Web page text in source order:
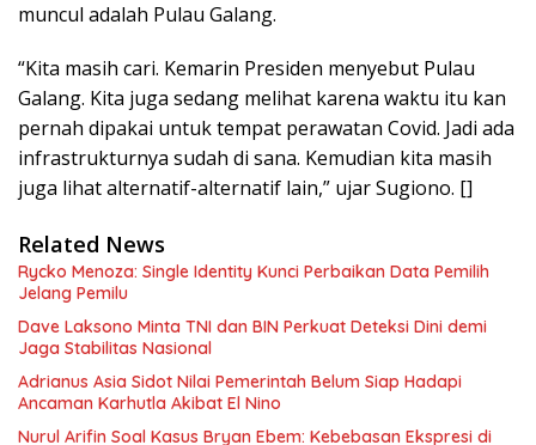
muncul adalah Pulau Galang.
“Kita masih cari. Kemarin Presiden menyebut Pulau
Galang. Kita juga sedang melihat karena waktu itu kan
pernah dipakai untuk tempat perawatan Covid. Jadi ada
infrastrukturnya sudah di sana. Kemudian kita masih
juga lihat alternatif-alternatif lain,” ujar Sugiono. []
Related News
Rycko Menoza: Single Identity Kunci Perbaikan Data Pemilih
Jelang Pemilu
Dave Laksono Minta TNI dan BIN Perkuat Deteksi Dini demi
Jaga Stabilitas Nasional
Adrianus Asia Sidot Nilai Pemerintah Belum Siap Hadapi
Ancaman Karhutla Akibat El Nino
Nurul Arifin Soal Kasus Bryan Ebem: Kebebasan Ekspresi di